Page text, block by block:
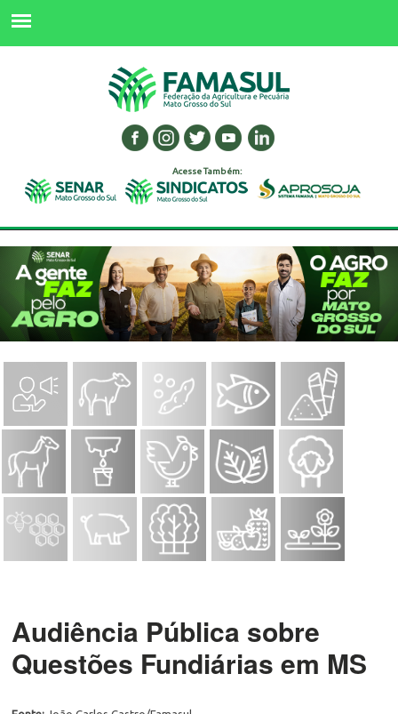
Acesse Também:
Audiência Pública sobre
Questões Fundiárias em MS